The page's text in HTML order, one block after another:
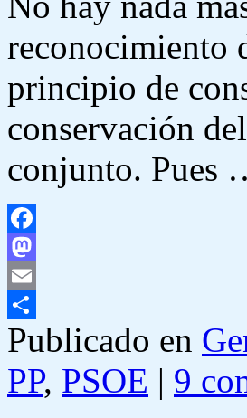
reconocimiento
principio de
conservación
conjunto. Pues
Facebook
Mastodon
Email
Compartir
Publicado en
PP, PSOE | 9